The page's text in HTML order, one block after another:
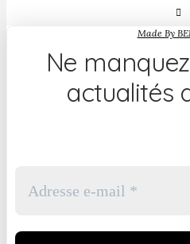
Made By
Ne
actualités